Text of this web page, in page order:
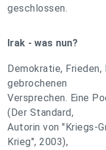
geschlossen.
Irak - was nun?
Demokratie, Frieden,
gebrochenen
Versprechen. Eine
(Der Standard,
Autorin von "Kriegs-
Krieg", 2003),